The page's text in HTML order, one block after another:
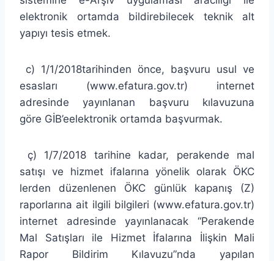
elektronik ortamda bildirebilecek teknik alt
yapıyı tesis etmek.
c) 1/1/2018tarihinden önce, başvuru usul ve
esasları (www.efatura.gov.tr) internet
adresinde yayınlanan başvuru kılavuzuna
göre GİB’eelektronik ortamda başvurmak.
ç) 1/7/2018 tarihine kadar, perakende mal
satışı ve hizmet ifalarına yönelik olarak ÖKC
lerden düzenlenen ÖKC günlük kapanış (Z)
raporlarına ait ilgili bilgileri (www.efatura.gov.tr)
internet adresinde yayınlanacak “Perakende
Mal Satışları ile Hizmet İfalarına İlişkin Mali
Rapor Bildirim Kılavuzu”nda yapılan